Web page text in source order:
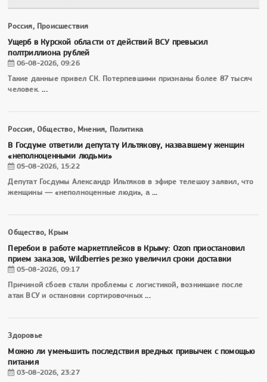
Россия, Происшествия
Ущерб в Курской области от действий ВСУ превысил
полтриллиона рублей
06-08-2026, 09:26
Такие данные привел СК. Потерпевшими признаны более 87 тысяч
человек....
Россия, Общество, Мнения, Политика
В Госдуме ответили депутату Ильтякову, назвавшему женщин
«неполноценными людьми»
05-08-2026, 15:22
Депутат Госдумы Александр Ильтяков в эфире телешоу заявил, что
женщины — «неполноценные люди», а...
Общество, Крым
Перебои в работе маркетплейсов в Крыму: Ozon приостановил
прием заказов, Wildberries резко увеличил сроки доставки
05-08-2026, 09:17
Причиной сбоев стали проблемы с логистикой, возникшие после
атак ВСУ и остановки сортировочных...
Здоровье
Можно ли уменьшить последствия вредных привычек с помощью
питания
03-08-2026, 23:27